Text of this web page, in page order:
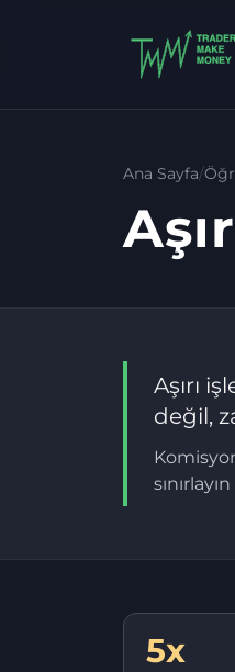
Ana Sayfa/
Aşırı
değil,
5x